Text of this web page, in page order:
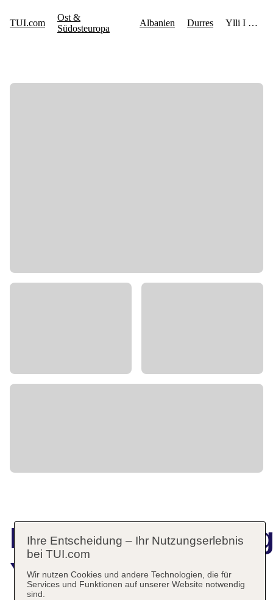
Ylli I Detit
Ihre Entscheidung – Ihr Nutzungserlebnis
bei TUI.com
Wir nutzen Cookies und andere Technologien, die für
Services und Funktionen auf unserer Website notwendig
sind.